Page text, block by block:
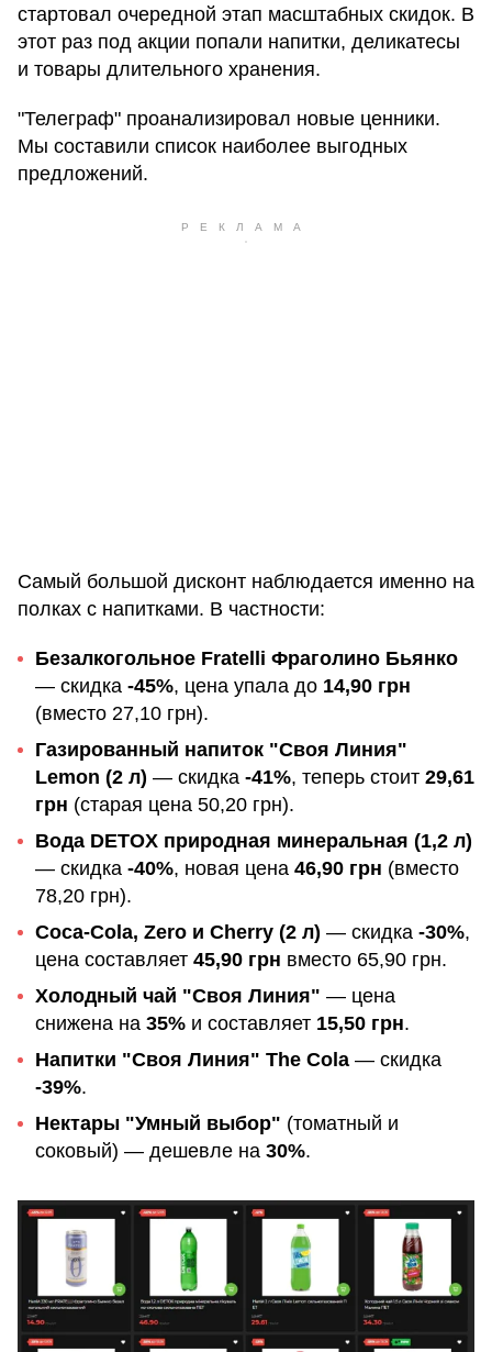
стартовал очередной этап масштабных скидок. В
этот раз под акции попали напитки, деликатесы
и товары длительного хранения.
"Телеграф" проанализировал новые ценники.
Мы составили список наиболее выгодных
предложений.
Самый большой дисконт наблюдается именно на
полках с напитками. В частности:
Безалкогольное Fratelli Фраголино Бьянко
— скидка -45%, цена упала до 14,90 грн
(вместо 27,10 грн).
Газированный напиток "Своя Линия"
Lemon (2 л) — скидка -41%, теперь стоит 29,61
грн (старая цена 50,20 грн).
Вода DETOX природная минеральная (1,2 л)
— скидка -40%, новая цена 46,90 грн (вместо
78,20 грн).
Coca-Cola, Zero и Cherry (2 л) — скидка -30%,
цена составляет 45,90 грн вместо 65,90 грн.
Холодный чай "Своя Линия" — цена
снижена на 35% и составляет 15,50 грн.
Напитки "Своя Линия" The Cola — скидка
-39%.
Нектары "Умный выбор" (томатный и
соковый) — дешевле на 30%.